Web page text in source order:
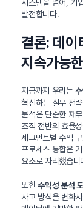
시스템을 넘어, 기
발전합니다.
결론: 데이
지속가능
지금까지 우리는
혁신하는 실무 전
분석은 단순한 재
조직 전반의 효율
세그먼트별 수익
프로세스 통합은
요소로 자리했습니
또한수익성 분석
사고 방식을 변화